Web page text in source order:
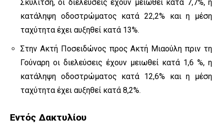
Σκυλίτση, οι διελεύσεις έχουν μειωθεί κατά 7,7%, η
κατάληψη οδοστρώματος κατά 22,2% και η μέση
ταχύτητα έχει αυξηθεί κατά 13%.
Στην Ακτή Ποσειδώνος προς Ακτή Μιαούλη πριν τη
Γούναρη οι διελεύσεις έχουν μειωθεί κατά 1,6 %, η
κατάληψη οδοστρώματος κατά 12,6% και η μέση
ταχύτητα έχει αυξηθεί κατά 8,2%.
Εντός Δακτυλίου